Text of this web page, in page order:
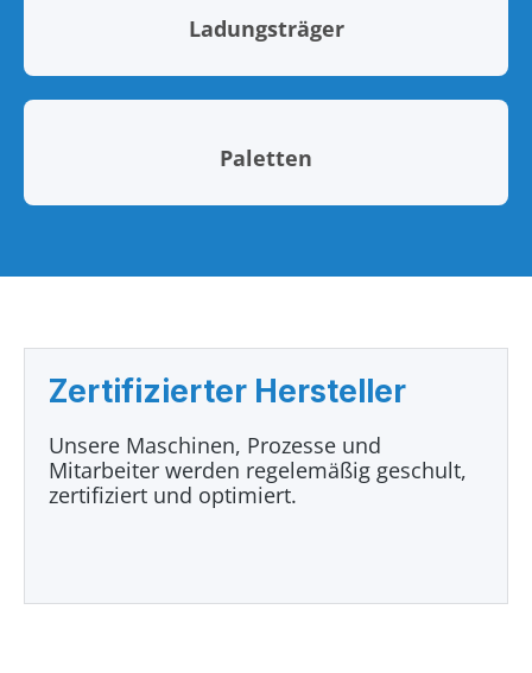
Ladungsträger
Paletten
Zertifizierter Hersteller
Unsere Maschinen, Prozesse und
Mitarbeiter werden regelemäßig geschult,
zertifiziert und optimiert.